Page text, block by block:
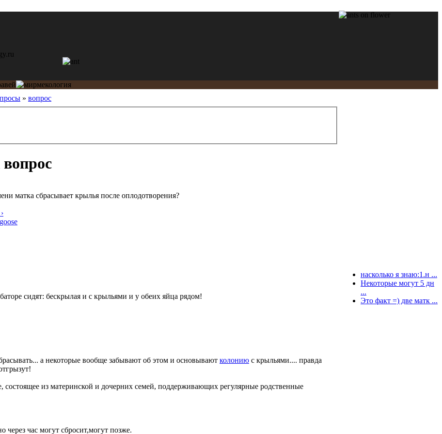
» вопрос
вопрос
матка сбрасывает крылья после оплодотворения?
сидят: бескрылая и с крыльями и у обеих яйца рядом!
а некоторые вообще забывают об этом и основывают колонию с крыльями.... правда
состоящее из материнской и дочерних семей, поддерживающих регулярные родственные
через час могут сбросит,могут позже.
насколько я знаю:1.н ...
Некоторые могут 5 дн
...
Это факт =) две матк ...